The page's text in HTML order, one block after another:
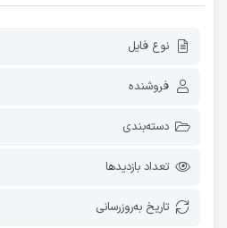
نوع فایل
فروشنده
دسته‌بندی
تعداد بازدیدها
تاریخ به‌روز‌رسانی